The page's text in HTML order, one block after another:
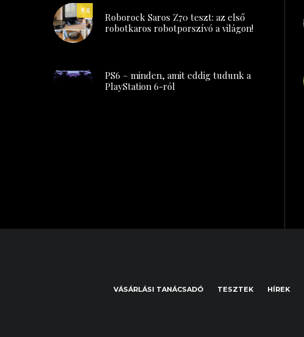
9.8
Roborock Saros Z70 teszt: az első
robotkaros robotporszívó a világon!
PS6 – minden, amit eddig tudunk a
PlayStation 6-ról
VÁSÁRLÁSI TANÁCSADÓ TESZTEK HÍREK